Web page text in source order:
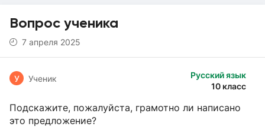
Вопрос ученика
7 апреля 2025
Русский язык
10 класс
У Ученик
Подскажите, пожалуйста, грамотно ли написано
это предложение?